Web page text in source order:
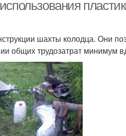
шахты колодца. Они
общих трудозатрат минимум